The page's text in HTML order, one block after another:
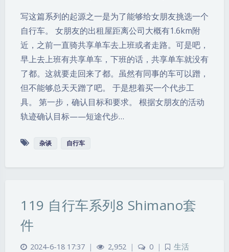
写这篇系列的起源之一是为了能够给女朋友挑选一个
自行车。 女朋友的出租屋距离公司大概有1.6km附
近，之前一直骑共享单车去上班或者走路。可是吧，
早上去上班有共享单车，下班的话，共享单车就没有
了都。这就要走回来了都。虽然有同事的车可以蹭，
但不能够总天天蹭了吧。 于是想着买一个代步工
具。 第一步，确认目标和要求。 根据女朋友的活动
轨迹确认目标——短途代步…
杂谈 自行车
119 自行车系列8 Shimano套
件
2024-6-18 17:37 | 2,952 | 0 | 生活